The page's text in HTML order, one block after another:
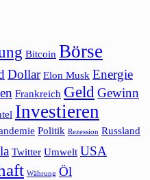
Bitcoin Börse
Dollar Elon Musk Energie
Frankreich Geld Gewinn
Investieren
Politik Rezession Russland
Twitter Umwelt USA
Währung Öl